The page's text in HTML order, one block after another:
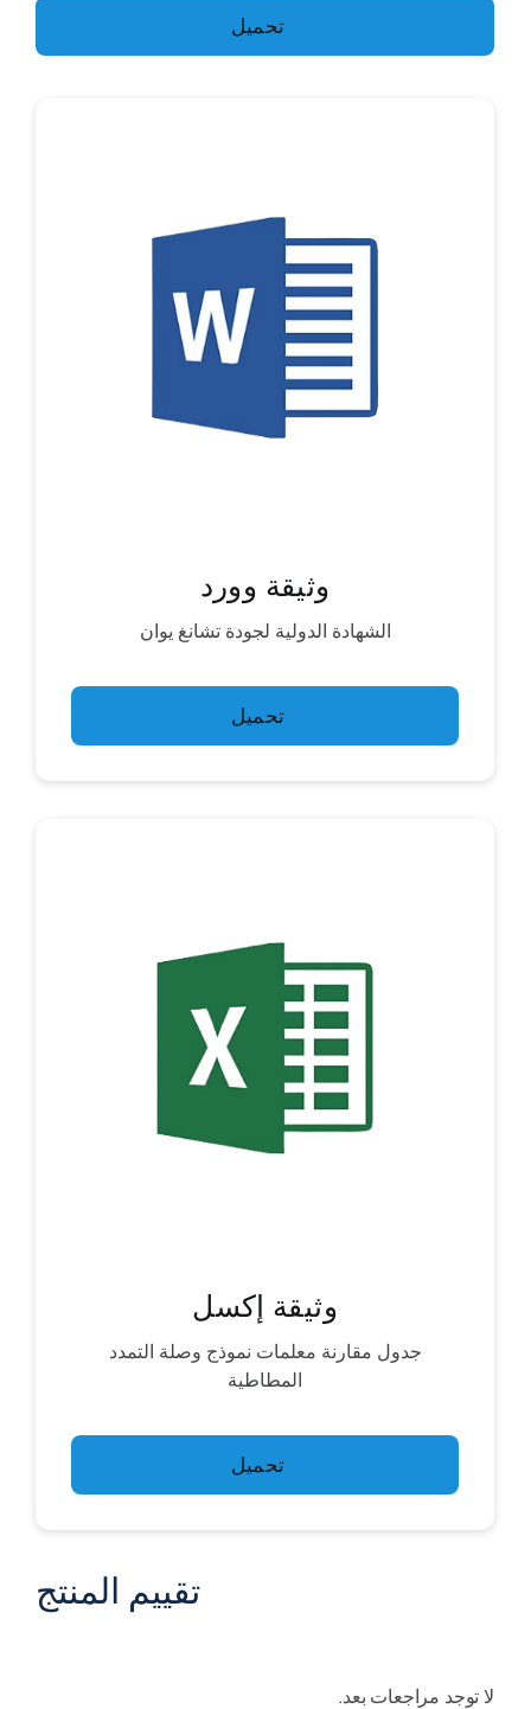
تحميل
وثيقة وورد
الشهادة الدولية لجودة تشانغ يوان
تحميل
وثيقة إكسل
جدول مقارنة معلمات نموذج وصلة التمدد
المطاطية
تحميل
تقييم المنتج
لا توجد مراجعات بعد.